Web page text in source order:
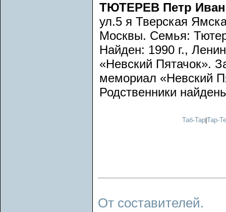
ТЮТЕРЕВ Петр
ул.5 я Тверская
Москвы. Семья:
Найден: 1990 г.,
«Невский Пятачок».
мемориал «Невский
Родственники
Таб-Тар Тар-
От составителей.